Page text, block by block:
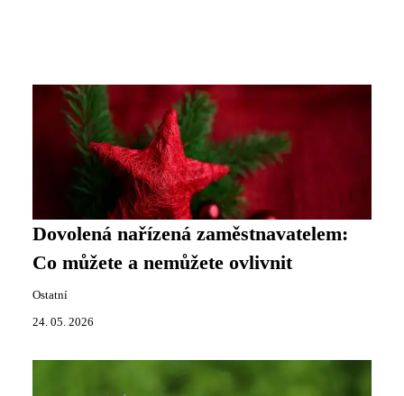
Dovolená nařízená zaměstnavatelem:
Co můžete a nemůžete ovlivnit
Ostatní
24. 05. 2026